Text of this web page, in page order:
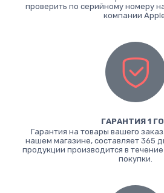
проверить по серийному номеру
компании
ГАРАНТИЯ 1
Гарантия на товары вашего
нашем магазине, составляет 365
продукции производится в
покупки.